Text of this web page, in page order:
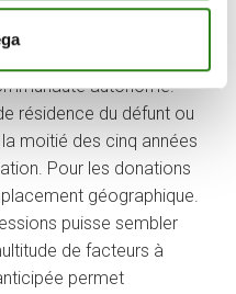
espagnol, la
autonome.
résidence du défunt ou
moitié des cinq années
Pour les donations
géographique.
puisse sembler
de facteurs à
permet